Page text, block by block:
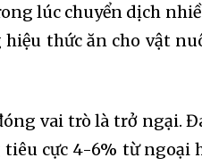
lúc chuyển dịch
thức ăn cho vật
vai trò là trở ngại.
cực 4-6% từ ngoại